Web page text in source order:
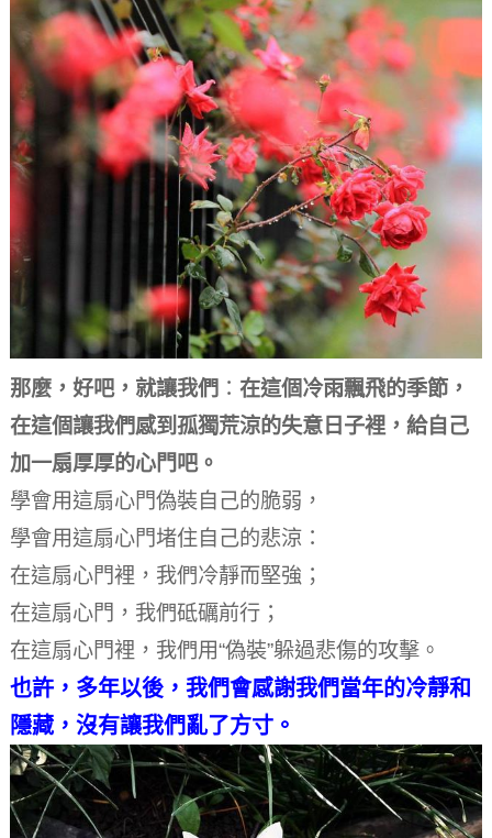
那麼，好吧，就讓我們 ： 在這個冷雨飄飛的季節，
在這個讓我們感到孤獨荒涼的失意日子裡，給自己
加一扇厚厚的心門吧。
學會用這扇心門偽裝自己的脆弱，
學會用這扇心門堵住自己的悲涼：
在這扇心門裡，我們冷靜而堅強；
在這扇心門，我們砥礪前行；
在這扇心門裡，我們用“偽裝”躲過悲傷的攻擊。
也許，多年以後，我們會感謝我們當年的冷靜和
隱藏，沒有讓我們亂了方寸。